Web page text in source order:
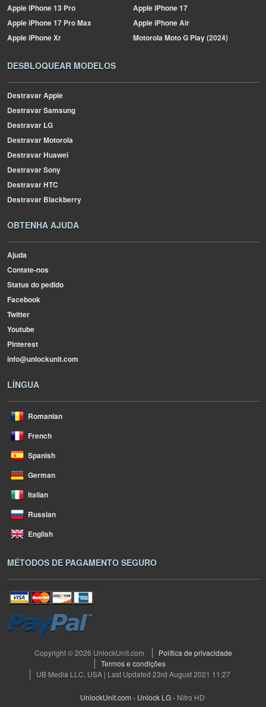
AppleiPhone 13 Pro AppleiPhone 17
AppleiPhone 17 Pro Max AppleiPhone Air
AppleiPhone Xr MotorolaMoto G Play (2024)
DESBLOQUEAR MODELOS
Destravar Apple
Destravar Samsung
Destravar LG
Destravar Motorola
Destravar Huawei
Destravar Sony
Destravar HTC
Destravar Blackberry
OBTENHA AJUDA
Ajuda
Contate-nos
Status do pedido
Facebook
Twitter
Youtube
Pinterest
info@unlockunit.com
LÍNGUA
Romanian
French
Spanish
German
Italian
Russian
English
MÉTODOS DE PAGAMENTO SEGURO
Copyright © 2026 UnlockUnit.com
Política de privacidade
Termos e condições
UB Media LLC, USA | Last Updated 23rd August 2021 11:27
UnlockUnit.com › Unlock LG › Nitro HD